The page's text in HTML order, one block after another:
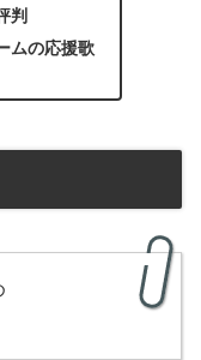
判
ムの応援歌